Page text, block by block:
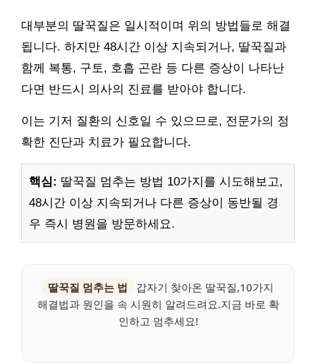
대부분의 딸꾹질은 일시적이며 위의 방법들로 해결
됩니다. 하지만 48시간 이상 지속되거나, 딸꾹질과
함께 복통, 구토, 호흡 곤란 등 다른 증상이 나타난
다면 반드시 의사의 진료를 받아야 합니다.
이는 기저 질환의 신호일 수 있으므로, 전문가의 정
확한 진단과 치료가 필요합니다.
핵심: 딸꾹질 멈추는 방법 10가지를 시도해보고,
48시간 이상 지속되거나 다른 증상이 동반될 경
우 즉시 병원을 방문하세요.
딸꾹질 멈추는 법
갑자기 찾아온 딸꾹질,10가지
해결법과 원인을 속 시원히 알려드려요.지금 바로 확
인하고 멈추세요!